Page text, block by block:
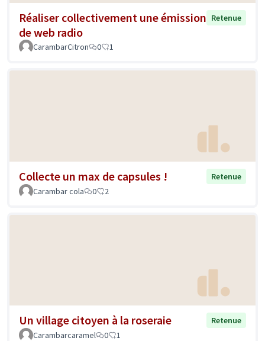
Réaliser collectivement une émission
de web radio
Retenue
CarambarCitron 0 1
Collecte un max de capsules !
Retenue
Carambar cola
0 2
Un village citoyen à la roseraie
Retenue
Carambarcaramel
0 1